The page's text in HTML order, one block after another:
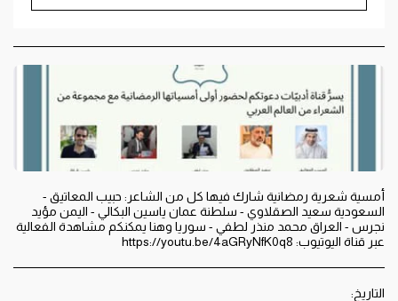
أمسية شعرية رمضانية شارك فيها كل من الشاعر: حبيب المعاتيق -
السعودية سعيد الصقلاوي - سلطنة عمان ياسين البكالي - اليمن مؤيد
نجرس - العراق محمد منذر لطفي - سوريا وهنا يمكنكم مشاهدة الفعالية
عبر قناة اليوتيوب: https://youtu.be/4aGRyNfK0q8
التاريخ: